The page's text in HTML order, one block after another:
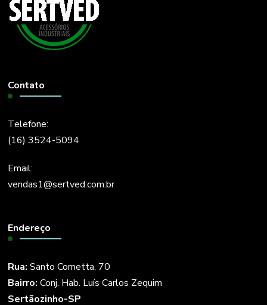
Contato
Telefone:
(16) 3524-5094
Email:
vendas1@sertved.com.br
Endereço
Rua: Santo Cornetta, 70
Bairro: Conj. Hab. Luís Carlos Zequim
Sertãozinho-SP